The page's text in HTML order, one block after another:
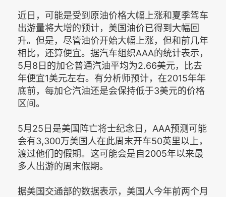
近日，可能是受到原油价格大幅上涨和夏季驾车
出游量将大增的预计，美国油价已得到大幅回
升。但是，尽管油价开始大幅上涨，但和前几年
相比，还算便宜。据汽车组织AAA的统计表示，
5月8日的加仑普通汽油平均为2.66美元，比去
年便宜1美元左右。有分析师预计，在2015年年
底前，每加仑汽油还是会保持低于3美元的价格
区间。
5月25日是美国阵亡将士纪念日，AAA预测可能
会有3,300万美国人在此周末开车50英里以上，
渡过他们的假期。这可能会是自2005年以来最
多人出游的周末假期。
据美国交通部的数据表示，美国人今年前两个月